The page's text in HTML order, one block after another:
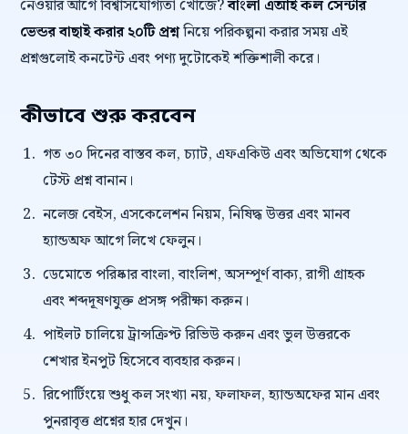
নেওয়ার আগে বিশ্বাসযোগ্যতা খোঁজে?বাংলা এআই কল সেন্টার
ভেন্ডর বাছাই করার ২০টি প্রশ্ননিয়ে পরিকল্পনা করার সময় এই
প্রশ্নগুলোই কনটেন্ট এবং পণ্য দুটোকেই শক্তিশালী করে।
কীভাবে শুরু করবেন
গত ৩০ দিনের বাস্তব কল, চ্যাট, এফএকিউ এবং অভিযোগ থেকে
টেস্ট প্রশ্ন বানান।
নলেজ বেইস, এসকেলেশন নিয়ম, নিষিদ্ধ উত্তর এবং মানব
হ্যান্ডঅফ আগে লিখে ফেলুন।
ডেমোতে পরিষ্কার বাংলা, বাংলিশ, অসম্পূর্ণ বাক্য, রাগী গ্রাহক
এবং শব্দদূষণযুক্ত প্রসঙ্গ পরীক্ষা করুন।
পাইলট চালিয়ে ট্রান্সক্রিপ্ট রিভিউ করুন এবং ভুল উত্তরকে
শেখার ইনপুট হিসেবে ব্যবহার করুন।
রিপোর্টিংয়ে শুধু কল সংখ্যা নয়, ফলাফল, হ্যান্ডঅফের মান এবং
পুনরাবৃত্ত প্রশ্নের হার দেখুন।